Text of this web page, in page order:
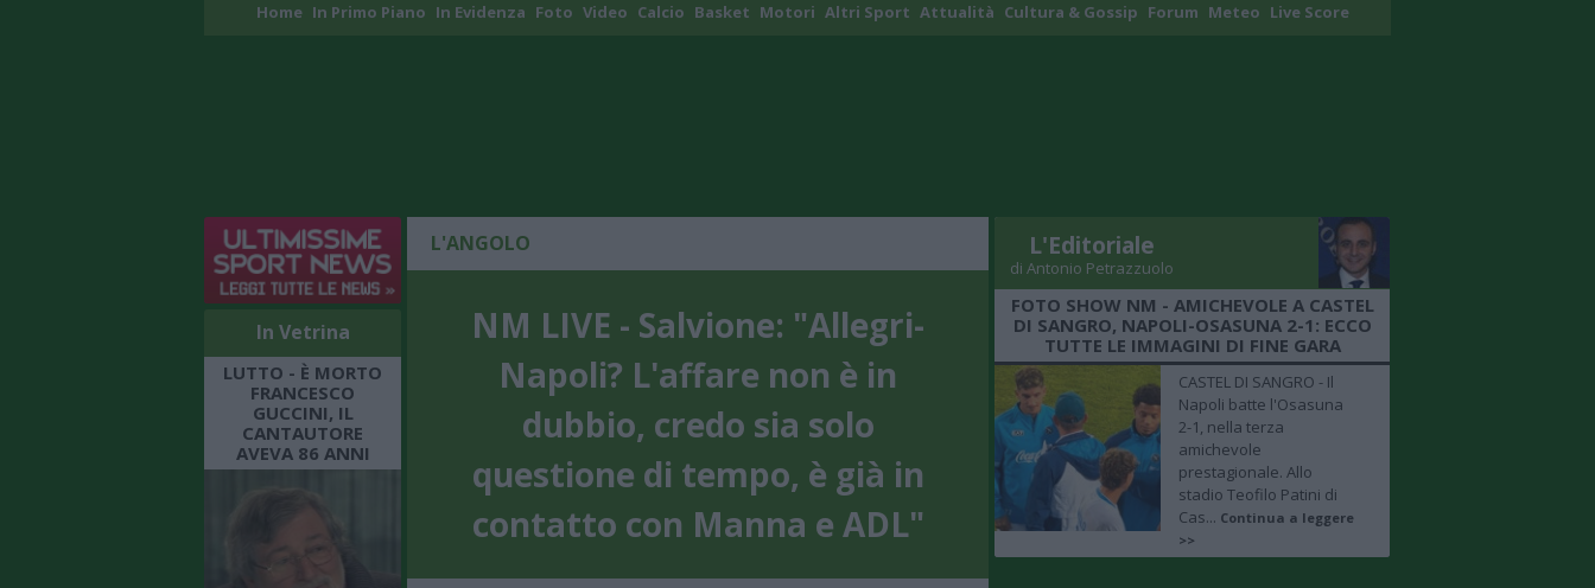
Home In Primo Piano In Evidenza Foto Video Calcio Basket Motori Altri Sport Attualità Cultura & Gossip Forum Meteo Live Score
In Vetrina
LUTTO - È MORTO
FRANCESCO
GUCCINI, IL
CANTAUTORE
AVEVA 86 ANNI
L'ANGOLO
NM LIVE - Salvione: "Allegri-
Napoli? L'affare non è in
dubbio, credo sia solo
questione di tempo, è già in
contatto con Manna e ADL"
L'Editoriale
di Antonio Petrazzuolo
FOTO SHOW NM - AMICHEVOLE A CASTEL
DI SANGRO, NAPOLI-OSASUNA 2-1: ECCO
TUTTE LE IMMAGINI DI FINE GARA
CASTEL DI SANGRO - Il
Napoli batte l'Osasuna
2-1, nella terza
amichevole
prestagionale. Allo
stadio Teofilo Patini di
Cas... Continua a leggere
>>